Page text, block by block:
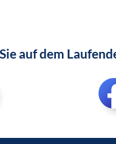
auf dem